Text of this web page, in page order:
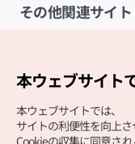
その他関連サイト
本ウェブサイト
本ウェブサイトでは、
サイトの利便性を向上さ
Cookieの収集に同意され